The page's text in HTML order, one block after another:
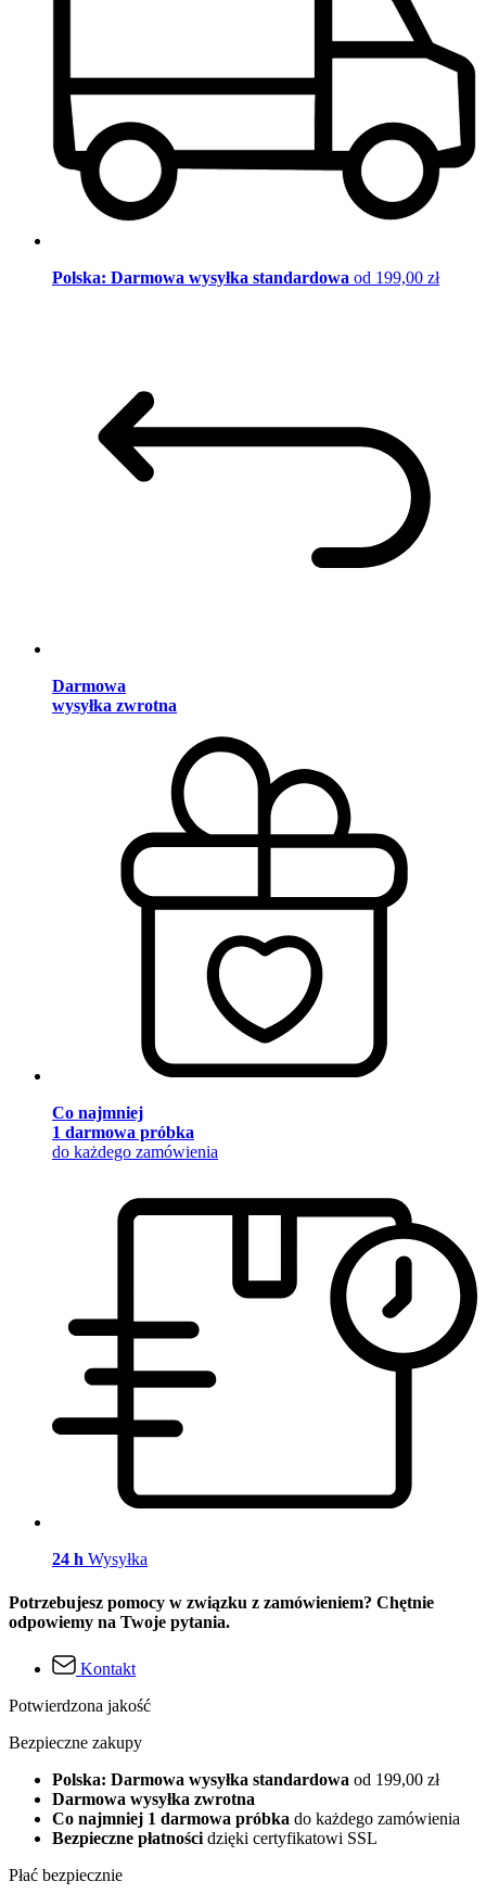
Polska: Darmowa wysyłka standardowa od 199,00 zł
Darmowa
wysyłka zwrotna
Co najmniej
1 darmowa próbka
do każdego zamówienia
24 h Wysyłka
Potrzebujesz pomocy w związku z zamówieniem? Chętnie
odpowiemy na Twoje pytania.
Kontakt
Potwierdzona jakość
Bezpieczne zakupy
Polska: Darmowa wysyłka standardowa od 199,00 zł
Darmowa wysyłka zwrotna
Co najmniej 1 darmowa próbka do każdego zamówienia
Bezpieczne płatności dzięki certyfikatowi SSL
Płać bezpiecznie